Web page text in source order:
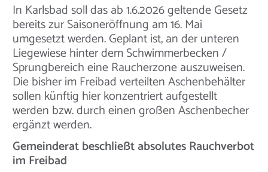
In Karlsbad soll das ab 1.6.2026 geltende Gesetz
bereits zur Saisoneröffnung am 16. Mai
umgesetzt werden. Geplant ist, an der unteren
Liegewiese hinter dem Schwimmerbecken /
Sprungbereich eine Raucherzone auszuweisen.
Die bisher im Freibad verteilten Aschenbehälter
sollen künftig hier konzentriert aufgestellt
werden bzw. durch einen großen Aschenbecher
ergänzt werden.
Gemeinderat beschließt absolutes Rauchverbot
im Freibad